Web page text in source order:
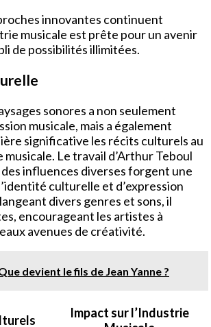
innovantes continuent
musicale est prête pour un avenir
de possibilités illimitées.
sonores a non seulement
musicale, mais a également
significative les récits culturels au
musicale. Le travail d’Arthur Teboul
influences diverses forgent une
culturelle et d’expression
divers genres et sons, il
encourageant les artistes à
avenues de créativité.
devient le fils de Jean Yanne ?
Impact sur l’Industrie